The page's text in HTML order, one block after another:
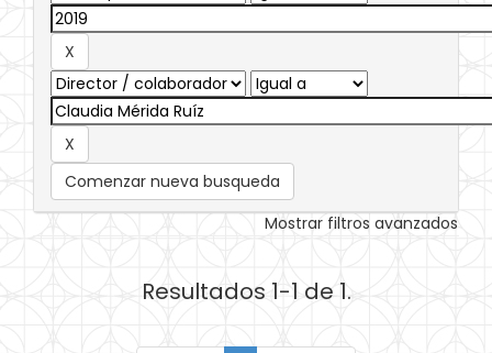
Comenzar nueva busqueda
Mostrar filtros avanzados
Resultados 1-1 de 1.